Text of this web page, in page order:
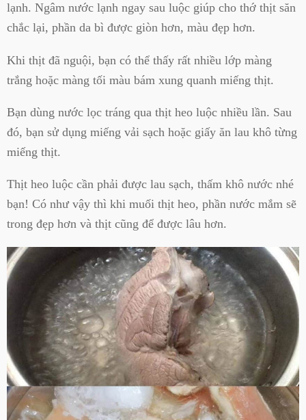
lạnh. Ngâm nước lạnh ngay sau luộc giúp cho thớ thịt săn
chắc lại, phần da bì được giòn hơn, màu đẹp hơn.
Khi thịt đã nguội, bạn có thể thấy rất nhiều lớp màng
trắng hoặc màng tối màu bám xung quanh miếng thịt.
Bạn dùng nước lọc tráng qua thịt heo luộc nhiều lần. Sau
đó, bạn sử dụng miếng vải sạch hoặc giấy ăn lau khô từng
miếng thịt.
Thịt heo luộc cần phải được lau sạch, thấm khô nước nhé
bạn! Có như vậy thì khi muối thịt heo, phần nước mắm sẽ
trong đẹp hơn và thịt cũng để được lâu hơn.